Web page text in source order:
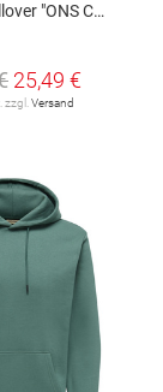
"ONS Ceres"
25,49 €
zzgl.Versand